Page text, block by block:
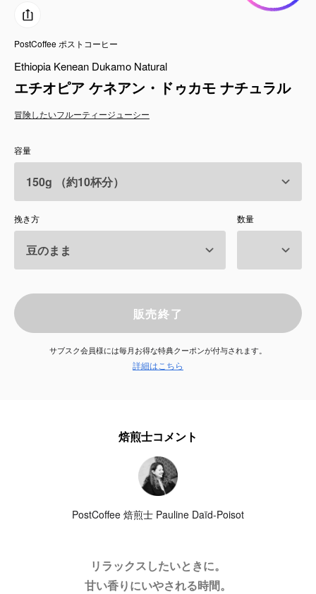
ギフトセット
リキッド
特集
卸販売
コーヒーのサブスク
お知らせ
よくある質問
店舗情報
PostCoffee ポストコーヒー
Ethiopia Kenean Dukamo Natural
エチオピア ケネアン・ドゥカモ ナチュラル
冒険したいフルーティージューシー
容量
挽き方 数量
販売終了
サブスク会員様には毎月お得な特典クーポンが付与されます。
詳細はこちら
焙煎士コメント
PostCoffee 焙煎士 Pauline Daïd-Poisot
リラックスしたいときに。
甘い香りにいやされる時間。